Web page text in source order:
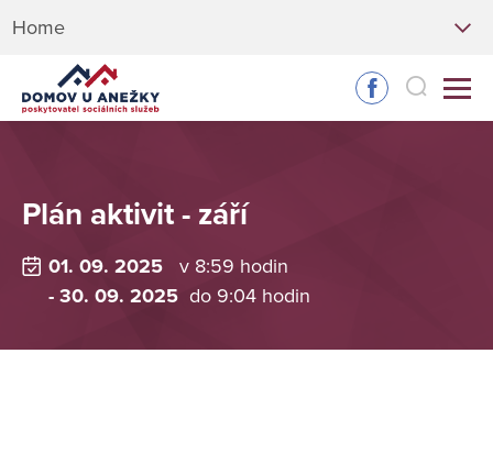
Home
Plán aktivit - září
01. 09. 2025
v 8:59 hodin
- 30. 09. 2025 do 9:04 hodin